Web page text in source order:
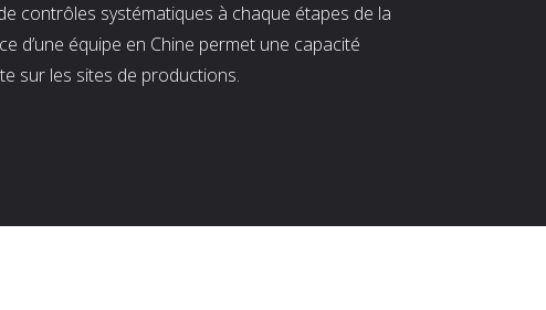
contrôles systématiques à chaque étapes de la
d’une équipe en Chine permet une capacité
sur les sites de productions.